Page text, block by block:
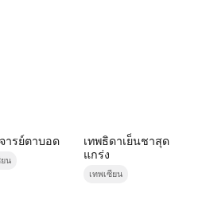
ารย์ตาบอด
ยน
เทพธิดาเย็นชาสุด
แกร่ง
เทพเซียน